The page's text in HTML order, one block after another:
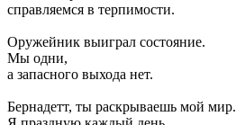
справляемся в терпимости.
Оружейник выиграл состояние.
Мы одни,
а запасного выхода нет.
Бернадетт, ты раскрываешь мой мир.